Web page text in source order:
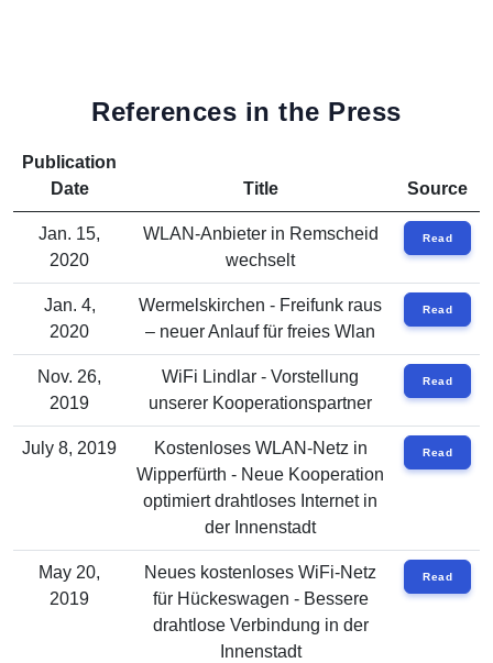
References in the Press
Publication
Date
Title Source
Jan. 15,
2020
WLAN-Anbieter in Remscheid
wechselt
Read
Jan. 4,
2020
Wermelskirchen - Freifunk raus
– neuer Anlauf für freies Wlan
Read
Nov. 26,
2019
WiFi Lindlar - Vorstellung
unserer Kooperationspartner
Read
July 8, 2019
Kostenloses WLAN-Netz in
Wipperfürth - Neue Kooperation
optimiert drahtloses Internet in
der Innenstadt
Read
May 20,
2019
Neues kostenloses WiFi-Netz
für Hückeswagen - Bessere
drahtlose Verbindung in der
Innenstadt
Read